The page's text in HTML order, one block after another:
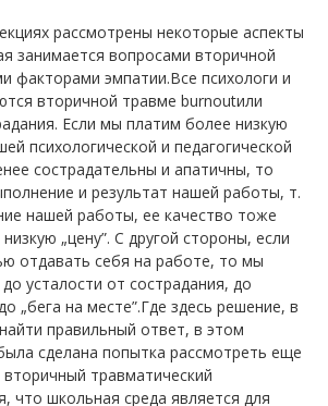
рассмотрены некоторые аспекты
занимается вопросами вторичной
факторами эмпатии.Все психологи и
вторичной травме burnoutили
Если мы платим более низкую
психологической и педагогической
сострадательны и апатичны, то
и результат нашей работы, т.
нашей работы, ее качество тоже
„цену”. С другой стороны, если
отдавать себя на работе, то мы
усталости от сострадания, до
„бега на месте”.Где здесь решение, в
правильный ответ, в этом
сделана попытка рассмотреть еще
травматический
что школьная среда является для